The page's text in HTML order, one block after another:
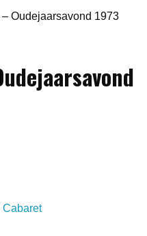
Oudejaarsavond 1973
Cabaret